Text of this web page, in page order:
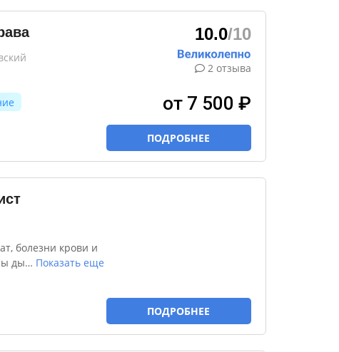
10.0/10
2 отзыва
от 7 500 ₽
ПОДРОБНЕЕ
болезни крови и
ды… Показать еще
ПОДРОБНЕЕ